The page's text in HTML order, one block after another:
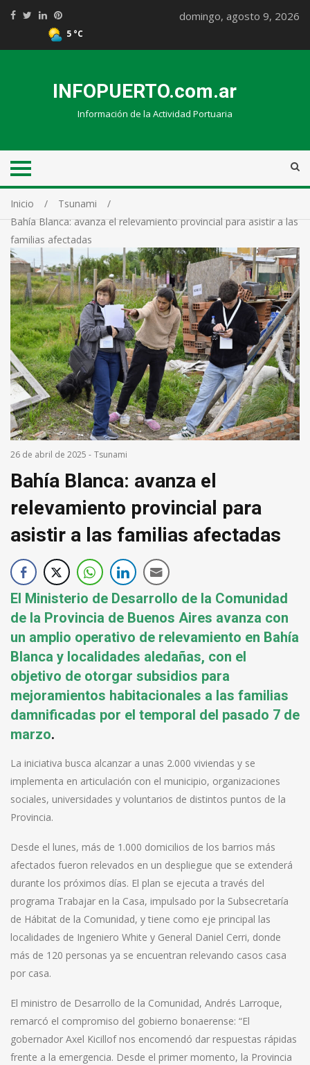
5 °C
domingo, agosto 9, 2026
INFOPUERTO.com.ar
Información de la Actividad Portuaria
Inicio
Tsunami
Bahía Blanca: avanza el relevamiento provincial para asistir a las
familias afectadas
26 de abril de 2025 - Tsunami
Bahía Blanca: avanza el
relevamiento provincial para
asistir a las familias afectadas
El Ministerio de Desarrollo de la Comunidad
de la Provincia de Buenos Aires avanza con
un amplio operativo de relevamiento en Bahía
Blanca y localidades aledañas, con el
objetivo de otorgar subsidios para
mejoramientos habitacionales a las familias
damnificadas por el temporal del pasado 7 de
marzo.
La iniciativa busca alcanzar a unas 2.000 viviendas y se
implementa en articulación con el municipio, organizaciones
sociales, universidades y voluntarios de distintos puntos de la
Provincia.
Desde el lunes, más de 1.000 domicilios de los barrios más
afectados fueron relevados en un despliegue que se extenderá
durante los próximos días. El plan se ejecuta a través del
programa Trabajar en la Casa, impulsado por la Subsecretaría
de Hábitat de la Comunidad, y tiene como eje principal las
localidades de Ingeniero White y General Daniel Cerri, donde
más de 120 personas ya se encuentran relevando casos casa
por casa.
El ministro de Desarrollo de la Comunidad, Andrés Larroque,
remarcó el compromiso del gobierno bonaerense: “El
gobernador Axel Kicillof nos encomendó dar respuestas rápidas
frente a la emergencia. Desde el primer momento, la Provincia